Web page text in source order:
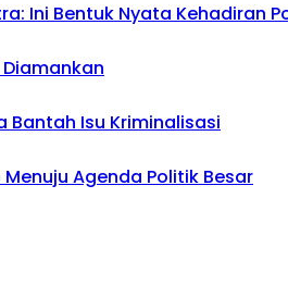
Ini Bentuk Nyata Kehadiran
Bantah Isu Kriminalisasi
Agenda Politik Besar